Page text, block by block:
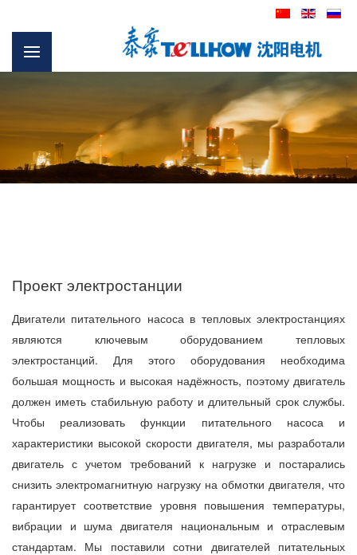
Проект электростанции
Двигатели питательного насоса в тепловых электростанциях
являются ключевым оборудованием тепловых
электростанций. Для этого оборудования необходима
большая мощность и высокая надёжность, поэтому двигатель
должен иметь стабильную работу и длительный срок службы.
Чтобы реализовать функции питательного насоса и
характеристики высокой скорости двигателя, мы разработали
двигатель с учетом требований к нагрузке и постарались
снизить электромагнитную нагрузку на обмотки двигателя, что
гарантирует соответствие уровня повышения температуры,
вибрации и шума двигателя национальным и отраслевым
стандартам. Мы поставили сотни двигателей питательных